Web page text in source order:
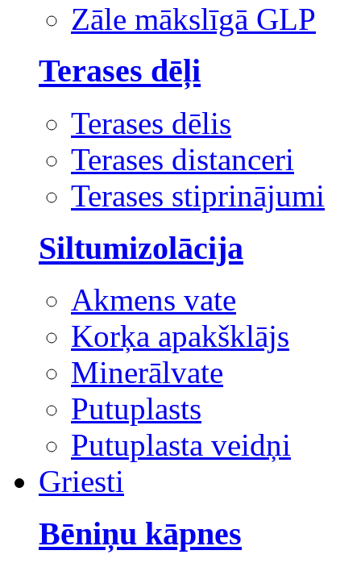
Zāle mākslīgā GLP
Terases dēļi
Terases dēlis
Terases distanceri
Terases stiprinājumi
Siltumizolācija
Akmens vate
Korķa apakšklājs
Minerālvate
Putuplasts
Putuplasta veidņi
Griesti
Bēniņu kāpnes